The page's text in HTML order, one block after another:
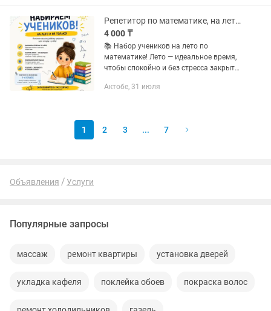
Репетитор по математике, на лето. ОНЛАЙН.
4 000 ₸
📚 Набор учеников на лето по
математике! Лето — идеальное время,
чтобы спокойно и без стресса закрыть
математику 💡 Открыт набор учеников
Актобе, 31 июля
1 2 3 ... 7
Объявления Услуги
Популярные запросы
массаж ремонт квартиры установка дверей
укладка кафеля поклейка обоев покраска волос